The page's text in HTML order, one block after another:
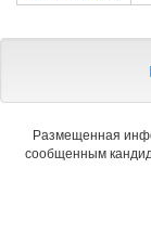
Размещенная
сообщенным